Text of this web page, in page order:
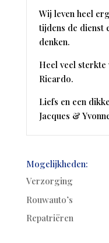
Wij leven heel
tijdens de dienst
denken.
Heel veel
Ricardo.
Liefs en een
Jacques &
Mogelijkheden:
Verzorging
Rouwauto’s
Repatriëren